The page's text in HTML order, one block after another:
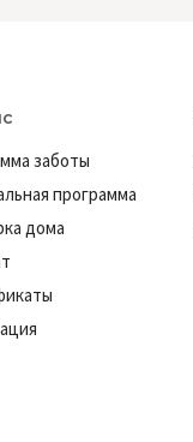
заботы
программа
дома